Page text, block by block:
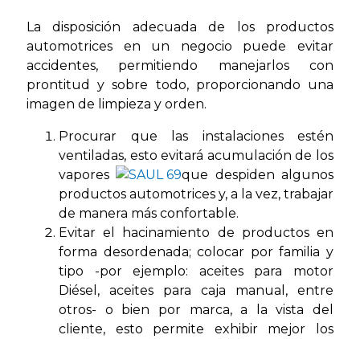
La disposición adecuada de los productos
automotrices en un negocio puede evitar
accidentes, permitiendo manejarlos con
prontitud y sobre todo, proporcionando una
imagen de limpieza y orden.
Procurar que las instalaciones estén
ventiladas, esto evitará acumulación de los
vapores
que despiden algunos
productos automotrices y, a la vez, trabajar
de manera más confortable.
Evitar el hacinamiento de productos en
forma desordenada; colocar por familia y
tipo -por ejemplo: aceites para motor
Diésel, aceites para caja manual, entre
otros- o bien por marca, a la vista del
cliente, esto permite exhibir mejor los